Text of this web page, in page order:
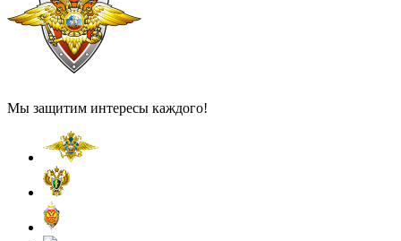
Мы защитим интересы каждого!